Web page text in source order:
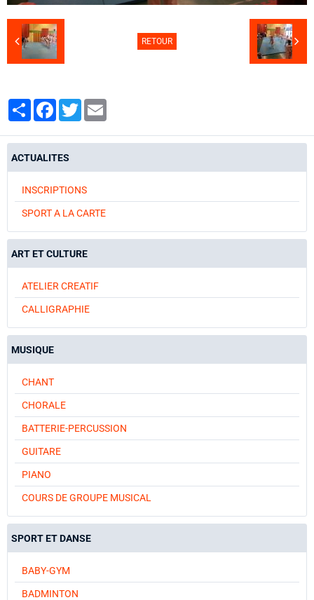
RETOUR
PartagerFacebook
Twitter
ACTUALITES
INSCRIPTIONS
SPORT A LA CARTE
ART ET CULTURE
ATELIER CREATIF
CALLIGRAPHIE
MUSIQUE
CHANT
CHORALE
BATTERIE-PERCUSSION
GUITARE
PIANO
COURS DE GROUPE MUSICAL
SPORT ET DANSE
BABY-GYM
BADMINTON